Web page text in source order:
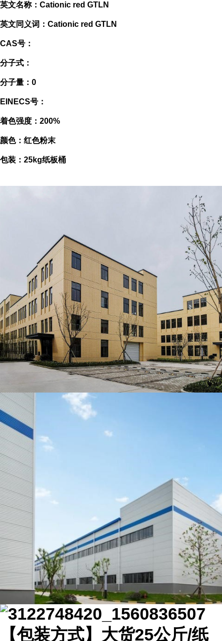
英文名称：Cationic red GTLN
英文同义词：Cationic red GTLN
CAS号：
分子式：
分子量：0
EINECS号：
着色强度：200%
颜色：红色粉末
包装：25kg纸板桶
【包装方式】大货25公斤/纸